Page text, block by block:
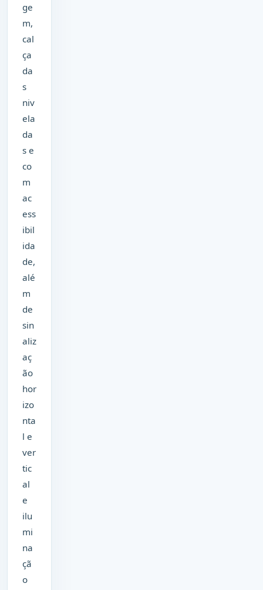
ge
m,
cal
ça
da
s
niv
ela
da
s e
co
m
ac
ess
ibil
ida
de,
alé
m
de
sin
aliz
aç
ão
hor
izo
nta
l e
ver
tic
al
e
ilu
mi
na
çã
o